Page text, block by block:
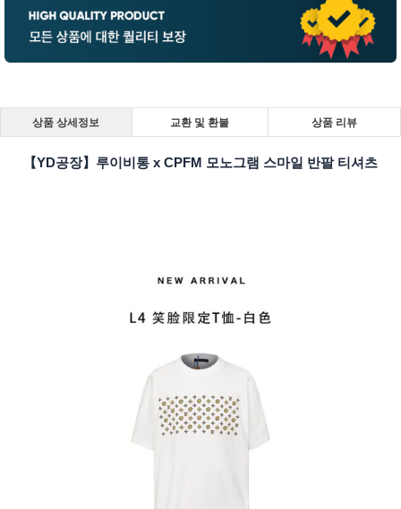
상품 상세정보 교환 및 환불 상품 리뷰
【YD공장】루이비통 x CPFM 모노그램 스마일 반팔 티셔츠